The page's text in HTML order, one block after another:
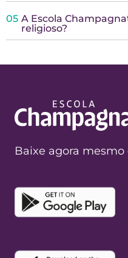
05 A Escola
religioso?
Baixe agora